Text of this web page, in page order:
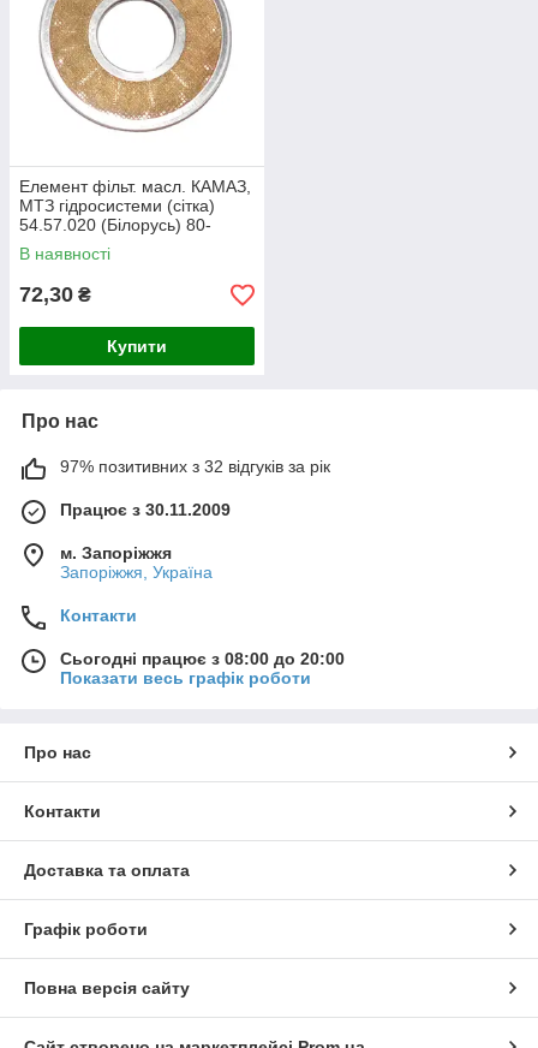
Елемент фільт. масл. КАМАЗ,
МТЗ гідросистеми (сітка)
54.57.020 (Білорусь) 80-
1716080
В наявності
72,30 ₴
Купити
Про нас
97% позитивних з 32 відгуків за рік
Працює з 30.11.2009
м. Запоріжжя
Запоріжжя, Україна
Контакти
Сьогодні працює з 08:00 до 20:00
Показати весь графік роботи
Про нас
Контакти
Доставка та оплата
Графік роботи
Повна версія сайту